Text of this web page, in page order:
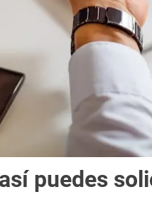
puedes